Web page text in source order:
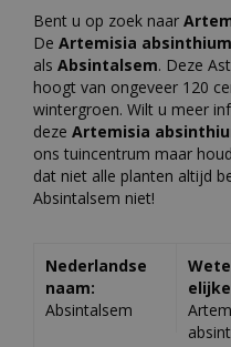
Bent u op zoek naar
De Artemisia absinthium
als Absintalsem. Deze
hoogt van ongeveer 120
wintergroen. Wilt u meer
deze Artemisia
ons tuincentrum maar
dat niet alle planten altijd
Absintalsem niet!
Nederlandse
naam:
Absintalsem